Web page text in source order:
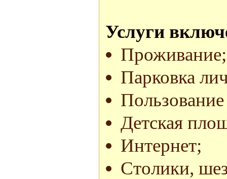
Услуги
Проживание;
Парковка
Детская
Интернет;
Столики,